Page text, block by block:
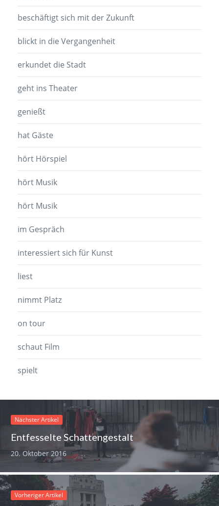
beschäftigt sich mit der Zukunft
blickt in die Vergangenheit
erkundet die Stadt
geht ins Theater
genießt
hat Gäste
hört Hörspiel
hört Musik
hört Musik
im Gespräch
interessiert sich für Kunst
liest
nimmt Platz
on tour
schaut Film
spielt
Nächster Artikel
Entfesselte Schattengestalt
20. Oktober 2016
Vorheriger Artikel